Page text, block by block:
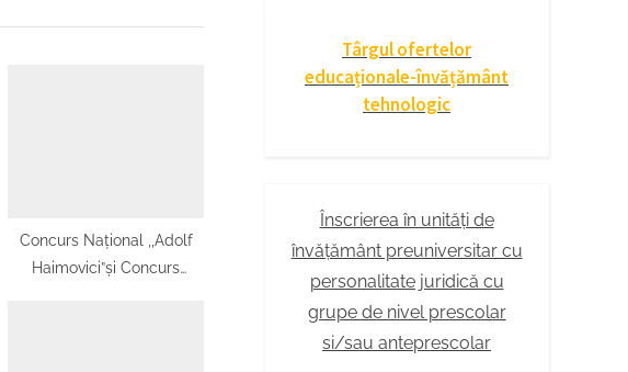
Concurs Național ,,Adolf
Haimovici”și Concurs
Târgul ofertelor
educaționale-învățământ
tehnologic
Înscrierea în unități de
învățământ preuniversitar cu
personalitate juridică cu
grupe de nivel prescolar
si/sau anteprescolar